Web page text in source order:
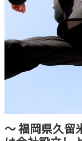
～ 福岡県久留